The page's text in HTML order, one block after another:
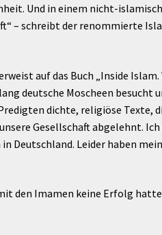
Und in einem nicht-
– schreibt der renommierte
auf das Buch „Inside Islam.
deutsche Moscheen besucht
dichte, religiöse Texte,
Gesellschaft abgelehnt.
Leider haben
den Imamen keine Erfolg